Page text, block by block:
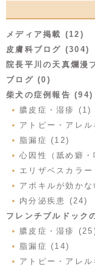
メディア掲載 (12)
皮膚科ブログ (304)
院長平川の天真爛漫
ブログ (0)
柴犬の症例報告 (94)
膿皮症・湿疹 (1)
アトピー・アレ
脂漏症 (12)
心因性（舐め癖
エリザベスカラ
アポキルが効か
内分泌疾患 (24)
フレンチブルドック
膿皮症・湿疹
脂漏症 (14)
アトピー・アレ